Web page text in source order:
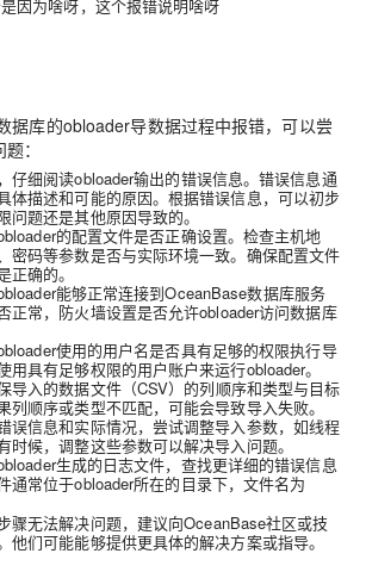
因为啥呀，这个报错说明啥呀
据库的obloader导数据过程中报错，可以尝
：
仔细阅读obloader输出的错误信息。错误信息通
体描述和可能的原因。根据错误信息，可以初步
问题还是其他原因导致的。
的配置文件是否正确设置。检查主机地
密码等参数是否与实际环境一致。确保配置文件
正确的。
能够正常连接到OceanBase数据库服务
正常，防火墙设置是否允许obloader访问数据库
使用的用户名是否具有足够的权限执行导
用具有足够权限的用户账户来运行obloader。
导入的数据文件（CSV）的列顺序和类型与目标
列顺序或类型不匹配，可能会导致导入失败。
误信息和实际情况，尝试调整导入参数，如线程
时候，调整这些参数可以解决导入问题。
生成的日志文件，查找更详细的错误信息
通常位于obloader所在的目录下，文件名为
骤无法解决问题，建议向OceanBase社区或技
他们可能能够提供更具体的解决方案或指导。